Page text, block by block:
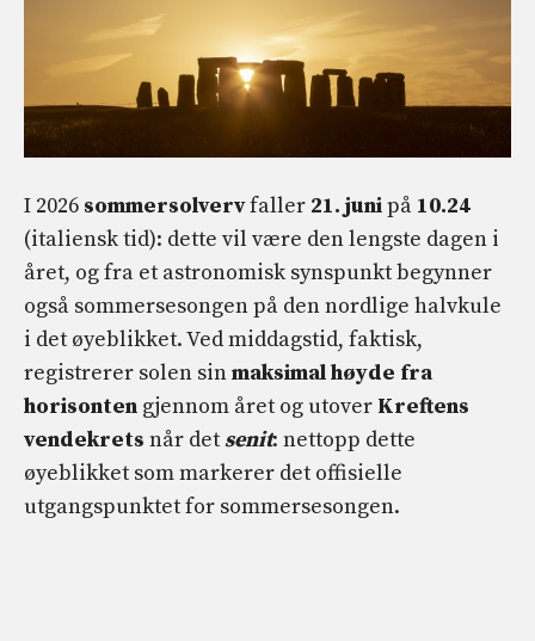
I 2026 sommersolvervfaller 21. junipå 10.24
(italiensk tid): dette vil være den lengste dagen i
året, og fra et astronomisk synspunkt begynner
også sommersesongen på den nordlige halvkule
i det øyeblikket. Ved middagstid, faktisk,
registrerer solen sinmaksimal høyde fra
horisonten gjennom året og utover Kreftens
vendekrets når detsenit: nettopp dette
øyeblikket som markerer det offisielle
utgangspunktet for sommersesongen.